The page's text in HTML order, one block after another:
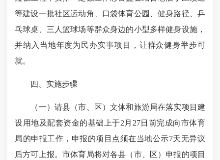
等建设一批社区运动角、口袋体育公园、健身路径、乒
乓球桌、三人篮球场等群众身边的小型多样健身设施，
并纳入当地年度为民办实事项目，让群众健身举步可
就。
四、实施步骤
（一）请县（市、区）文体和旅游局在落实项目建
设用地及配套资金的基础上于2月27日前完成向市体育
局的申报工作，申报的项目点须在当地公示7天无异议
后方可上报。市体育局将对各县（市、区）申报的项目